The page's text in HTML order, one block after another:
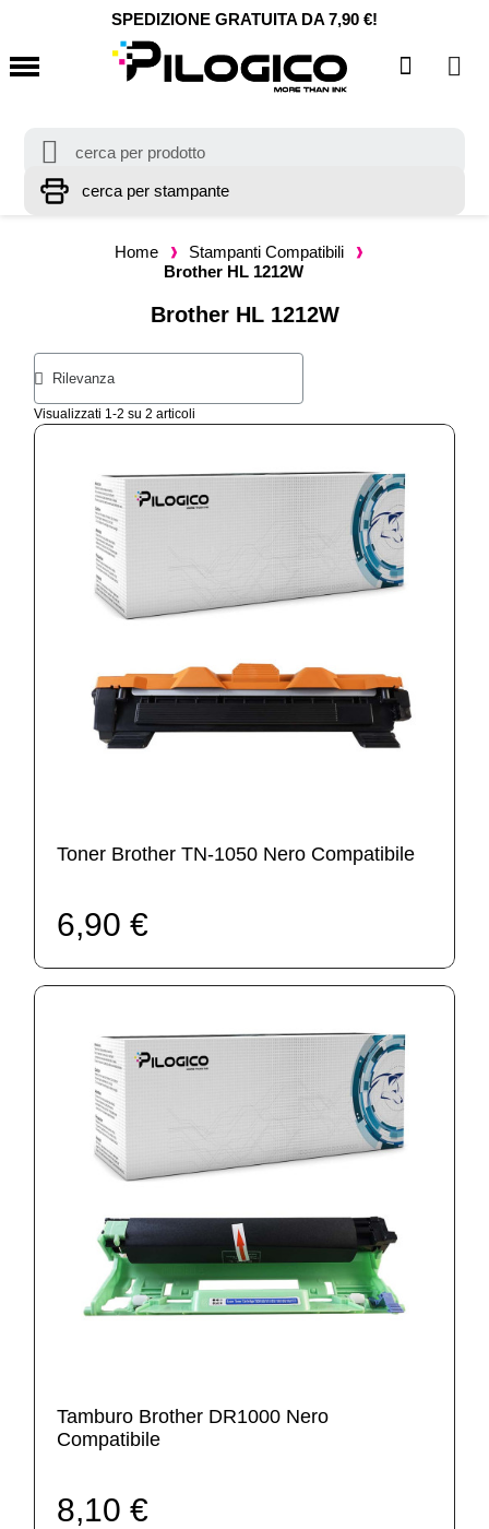
SPEDIZIONE GRATUITA DA 7,90 €!
Home
Stampanti Compatibili
Brother HL 1212W
Brother HL 1212W
Visualizzati 1-2 su 2 articoli
Toner Brother TN-1050 Nero Compatibile
6,90 €
Tamburo Brother DR1000 Nero
Compatibile
8,10 €